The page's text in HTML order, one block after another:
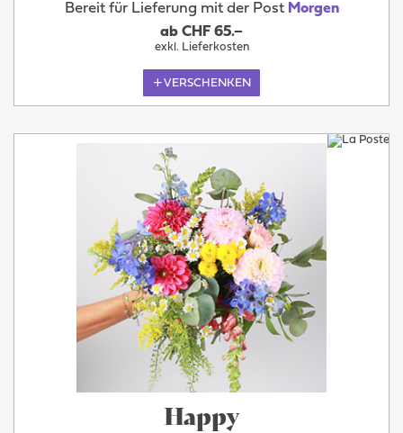
Bereit für Lieferung mit der Post Morgen
ab CHF 65.–
exkl. Lieferkosten
VERSCHENKEN
Happy